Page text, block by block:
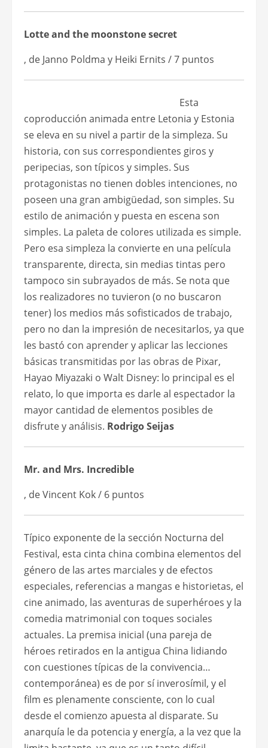
Lotte and the moonstone secret
, de Janno Poldma y Heiki Ernits / 7 puntos
Esta
coproducción animada entre Letonia y Estonia
se eleva en su nivel a partir de la simpleza. Su
historia, con sus correspondientes giros y
peripecias, son típicos y simples. Sus
protagonistas no tienen dobles intenciones, no
poseen una gran ambigüedad, son simples. Su
estilo de animación y puesta en escena son
simples. La paleta de colores utilizada es simple.
Pero esa simpleza la convierte en una película
transparente, directa, sin medias tintas pero
tampoco sin subrayados de más. Se nota que
los realizadores no tuvieron (o no buscaron
tener) los medios más sofisticados de trabajo,
pero no dan la impresión de necesitarlos, ya que
les bastó con aprender y aplicar las lecciones
básicas transmitidas por las obras de Pixar,
Hayao Miyazaki o Walt Disney: lo principal es el
relato, lo que importa es darle al espectador la
mayor cantidad de elementos posibles de
disfrute y análisis. Rodrigo Seijas
Mr. and Mrs. Incredible
, de Vincent Kok / 6 puntos
Típico exponente de la sección Nocturna del
Festival, esta cinta china combina elementos del
género de las artes marciales y de efectos
especiales, referencias a mangas e historietas, el
cine animado, las aventuras de superhéroes y la
comedia matrimonial con toques sociales
actuales. La premisa inicial (una pareja de
héroes retirados en la antigua China lidiando
con cuestiones típicas de la convivencia…
contemporánea) es de por sí inverosímil, y el
film es plenamente consciente, con lo cual
desde el comienzo apuesta al disparate. Su
anarquía le da potencia y energía, a la vez que la